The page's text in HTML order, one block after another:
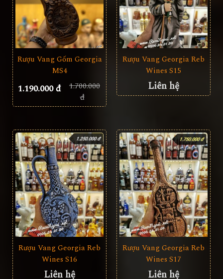
Rượu Vang Gốm Georgia
MS4
1.190.000 đ
1.700.000
đ
Rượu Vang Georgia Reb
Wines S15
Liên hệ
Rượu Vang Georgia Reb
Wines S16
Liên hệ
Rượu Vang Georgia Reb
Wines S17
Liên hệ